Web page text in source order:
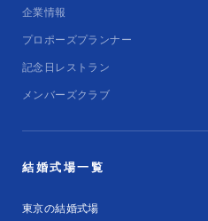
企業情報
プロポーズプランナー
記念日レストラン
メンバーズクラブ
結婚式場一覧
東京の結婚式場